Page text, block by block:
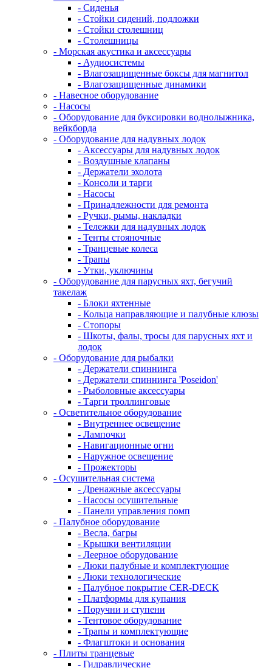
- Сиденья
- Стойки сидений, подложки
- Стойки столешниц
- Столешницы
- Морская акустика и аксессуары
- Аудиосистемы
- Влагозащищенные боксы для магнитол
- Влагозащищенные динамики
- Навесное оборудование
- Насосы
- Оборудование для буксировки воднолыжника,
вейкборда
- Оборудование для надувных лодок
- Аксессуары для надувных лодок
- Воздушные клапаны
- Держатели эхолота
- Консоли и тарги
- Насосы
- Принадлежности для ремонта
- Ручки, рымы, накладки
- Тележки для надувных лодок
- Тенты стояночные
- Транцевые колеса
- Трапы
- Утки, уключины
- Оборудование для парусных яхт, бегучий
такелаж
- Блоки яхтенные
- Кольца направляющие и палубные клюзы
- Стопоры
- Шкоты, фалы, тросы для парусных яхт и
лодок
- Оборудование для рыбалки
- Держатели спиннинга
- Держатели спиннинга 'Poseidon'
- Рыболовные аксессуары
- Тарги троллинговые
- Осветительное оборудование
- Внутреннее освещение
- Лампочки
- Навигационные огни
- Наружное освещение
- Прожекторы
- Осушительная система
- Дренажные аксессуары
- Насосы осушительные
- Панели управления помп
- Палубное оборудование
- Весла, багры
- Крышки вентиляции
- Леерное оборудование
- Люки палубные и комплектующие
- Люки технологические
- Палубное покрытие CER-DECK
- Платформы для купания
- Поручни и ступени
- Тентовое оборудование
- Трапы и комплектующие
- Флагштоки и основания
- Плиты транцевые
- Гидравлические